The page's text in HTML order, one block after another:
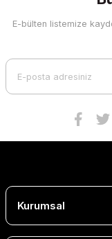
E-bülten listemize
Kurumsal